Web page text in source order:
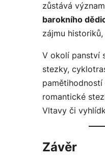
zůstává
barokního
zájmu
V okolí panství
stezky,
pamětihodností
romantické
Vltavy či
Závěr